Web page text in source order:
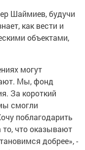
Шаймиев, будучи
как вести и
объектами,
могут
Мы, фонд
За короткий
смогли
поблагодарить
то, что оказывают
добрее», -